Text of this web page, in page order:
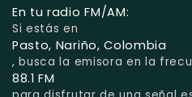
En tu radio FM/AM:
Si estás en
Pasto, Nariño, Colombia
, busca la emisora en la
88.1 FM